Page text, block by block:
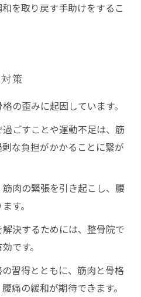
を取り戻す手助けをするこ
策
の歪みに起因しています。
ごすことや運動不足は、筋
な負担がかかることに繋が
肉の緊張を引き起こし、腰
す。
決するためには、整骨院で
です。
習得とともに、筋肉と骨格
痛の緩和が期待できます。